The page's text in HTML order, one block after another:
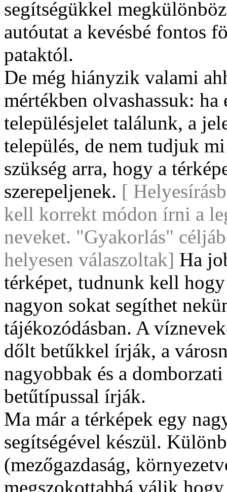
segítségükkel
autóutat a kevésbé fontos
pataktól.
De még hiányzik valami
mértékben olvashassuk:
településjelet találunk, a
település, de nem tudjuk
szükség arra, hogy a
szerepeljenek. [
kell korrekt módon írni a
neveket. "Gyakorlás"
helyesen válaszoltak] Ha
térképet, tudnunk kell hogy
nagyon sokat segíthet
tájékozódásban. A
dőlt betűkkel írják, a
nagyobbak és a
betűtípussal írják.
Ma már a térképek egy
segítségével készül.
(mezőgazdaság,
megszokottabbá válik